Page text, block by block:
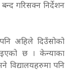
गरिसक्न निर्देशन
अहिले दिउँसोको
छ । केन्याका
विद्यालयहरुमा पनि